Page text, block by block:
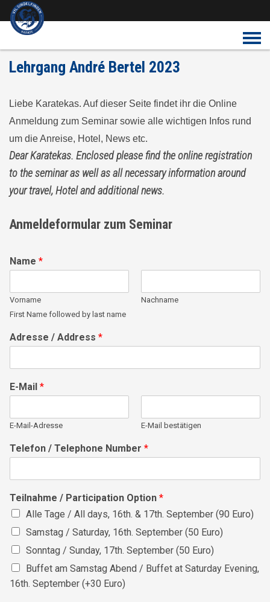
Überspringe den Content
Lehrgang André Bertel 2023
Liebe Karatekas. Auf dieser Seite findet ihr die Online
Anmeldung zum Seminar sowie alle wichtigen Infos rund
um die Anreise, Hotel, News etc.
Dear Karatekas. Enclosed please find the online registration
to the seminar as well as all necessary information around
your travel, Hotel and additional news.
Anmeldeformular zum Seminar
Name *
Vorname
Nachname
First Name followed by last name
Adresse / Address *
E-Mail *
E-Mail-Adresse E-Mail bestätigen
Telefon / Telephone Number *
Teilnahme / Participation Option *
Alle Tage / All days, 16th. & 17th. September (90 Euro)
Samstag / Saturday, 16th. September (50 Euro)
Sonntag / Sunday, 17th. September (50 Euro)
Buffet am Samstag Abend / Buffet at Saturday Evening,
16th. September (+30 Euro)